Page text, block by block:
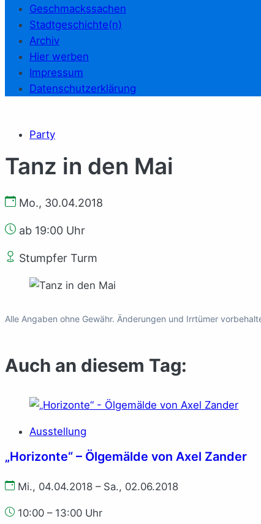
Geschmackssachen
Stadtgeschichte(n)
Archiv
Hier werben
Impressum
Datenschutzerklärung
Party
Tanz in den Mai
Mo., 30.04.2018
ab 19:00 Uhr
Stumpfer Turm
Alle Angaben ohne Gewähr. Änderungen und Irrtümer
Auch an diesem Tag:
Ausstellung
„Horizonte“ – Ölgemälde von Axel Zander
Mi., 04.04.2018 – Sa., 02.06.2018
10:00 – 13:00 Uhr